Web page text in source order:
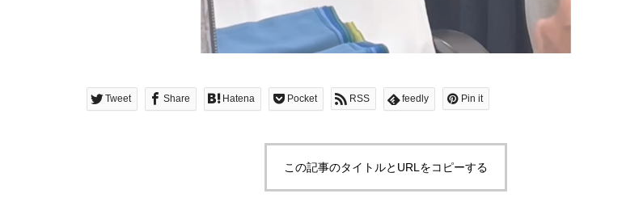
Tweet Share Hatena Pocket RSS feedly Pin it
この記事のタイトルとURLをコピーする